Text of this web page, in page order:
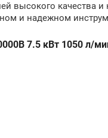
высокого
и надежном
7.5 кВт 1050 л/